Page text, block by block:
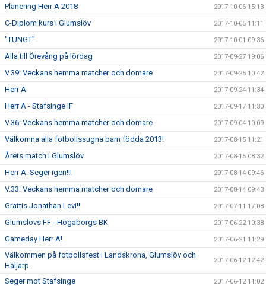
Planering Herr A 2018 2017-10-06 15:13
C-Diplom kurs i Glumslöv 2017-10-05 11:11
"TUNGT" 2017-10-01 09:36
Alla till Örevång på lördag 2017-09-27 19:06
V.39: Veckans hemma matcher och domare 2017-09-25 10:42
Herr A 2017-09-24 11:34
Herr A - Stafsinge IF 2017-09-17 11:30
V.36: Veckans hemma matcher och domare 2017-09-04 10:09
Välkomna alla fotbollssugna barn födda 2013! 2017-08-15 11:21
Årets match i Glumslöv 2017-08-15 08:32
Herr A: Seger igen!!! 2017-08-14 09:46
V.33: Veckans hemma matcher och domare 2017-08-14 09:43
Grattis Jonathan Levi!! 2017-07-11 17:08
Glumslövs FF - Högaborgs BK 2017-06-22 10:38
Gameday Herr A! 2017-06-21 11:29
Välkommen på fotbollsfest i Landskrona, Glumslöv och
Häljarp.
2017-06-12 12:42
Seger mot Stafsinge 2017-06-12 11:02